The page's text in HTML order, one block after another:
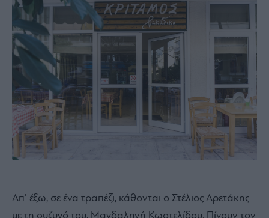
Απ’ έξω, σε ένα τραπέζι, κάθονται ο Στέλιος Αρετάκης